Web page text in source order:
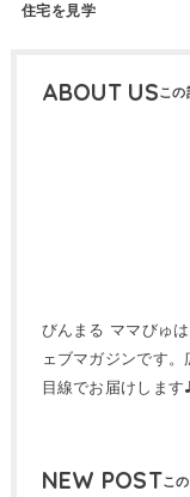
住宅を見学
ABOUT US
びんまる ママびゅ
ェブマガジンです
目線でお届けします
NEW POST